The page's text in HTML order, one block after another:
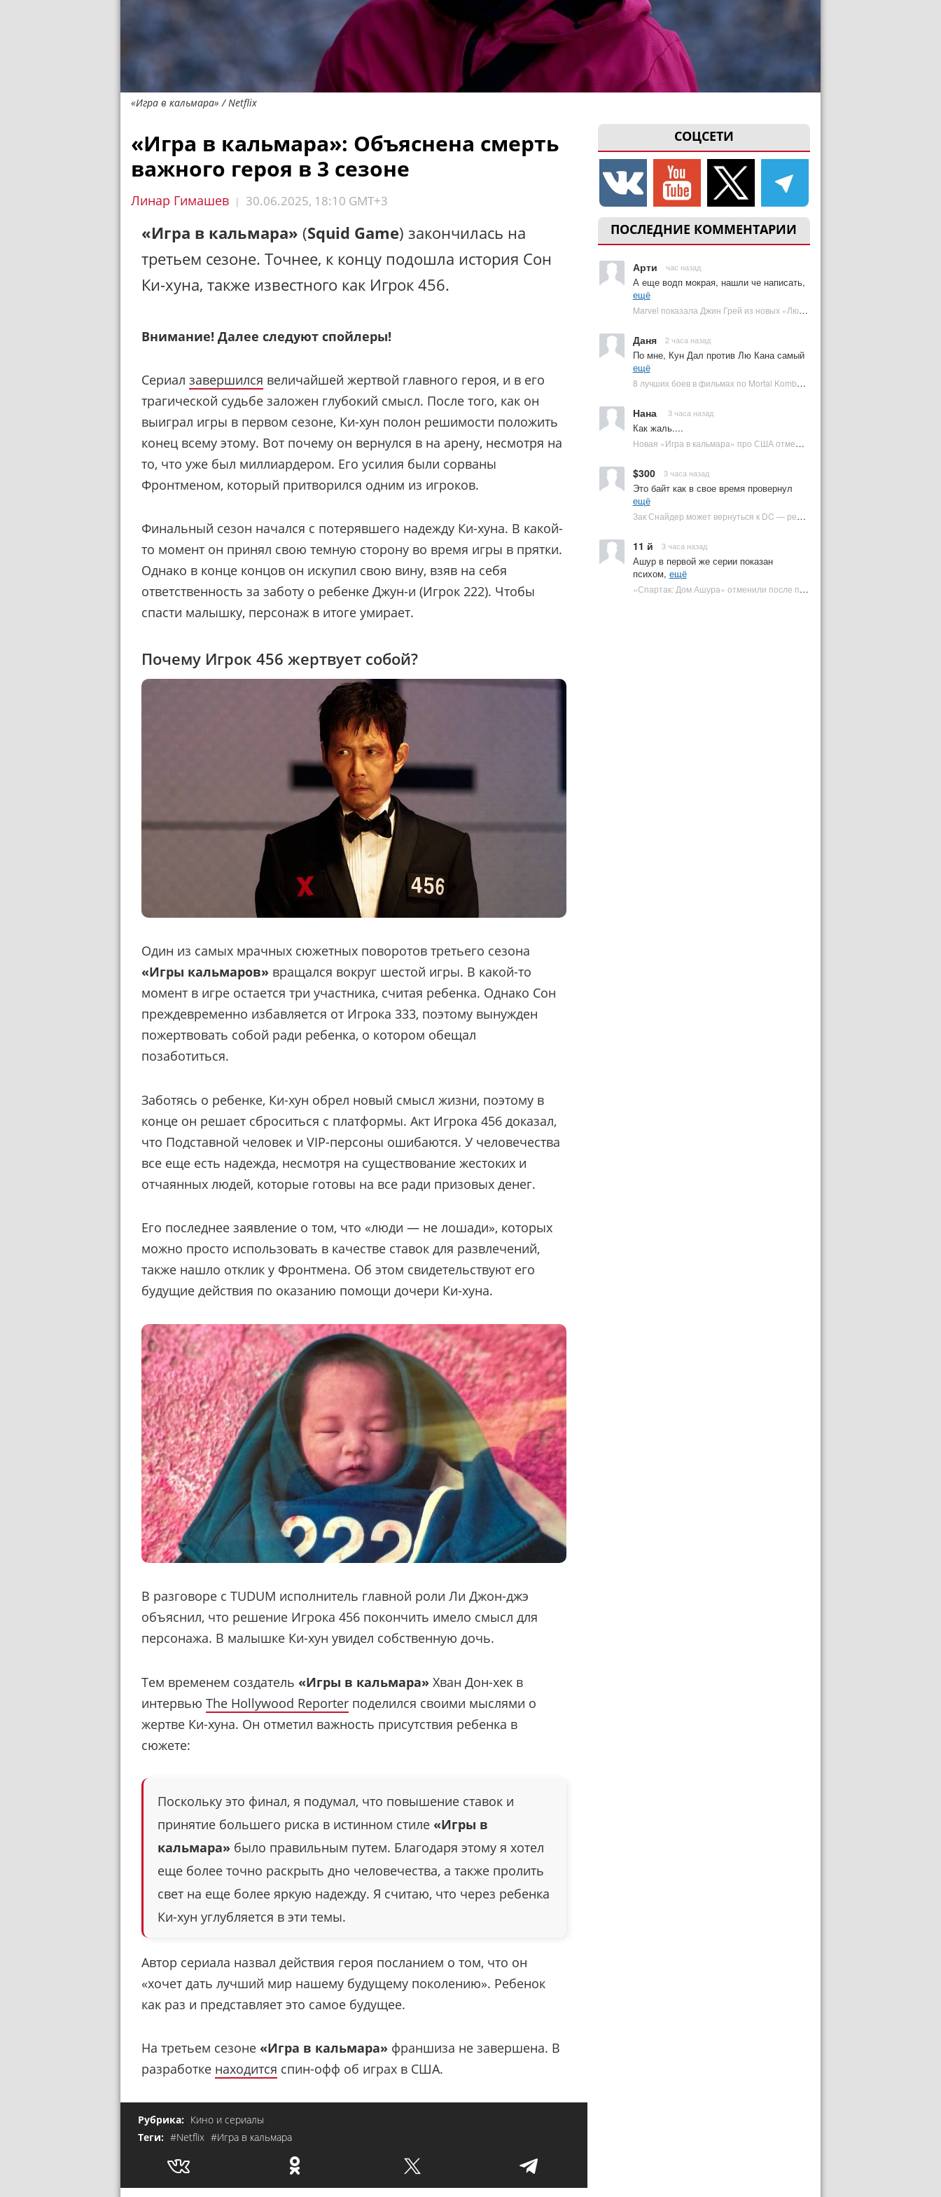
«Игра в кальмара» / Netflix
СОЦСЕТИ
ПОСЛЕДНИЕ КОММЕНТАРИИ
Арти час назад
А еще водп мокрая, нашли че написать,
ещё
Marvel показала Джин Грей из новых «Людей Икс» | Plugged In Ru
Даня 2 часа назад
По мне, Кун Дал против Лю Кана самый
ещё
8 лучших боев в фильмах по Mortal Kombat: от «Смертельной битвы» до «Мортал Комбат 2» | Plugged In Ru
Нана 3 часа назад
Как жаль....
Новая «Игра в кальмара» про США отменена | Plugged In Ru
$300 3 часа назад
Это байт как в свое время провернул
ещё
Зак Снайдер может вернуться к DC — режиссер общался с Warner Bros. (фото) | Plugged In Ru
11 й 3 часа назад
Ашур в первой же серии показан
психом, ещё
«Спартак: Дом Ашура» отменили после первого сезона | Plugged In Ru
«Игра в кальмара»: Объяснена смерть
важного героя в 3 сезоне
Линар Гимашев | 30.06.2025, 18:10 GMT+3
«Игра в кальмара» (Squid Game) закончилась на
третьем сезоне. Точнее, к концу подошла история Сон
Ки-хуна, также известного как Игрок 456.
Внимание! Далее следуют спойлеры!
Сериал завершился величайшей жертвой главного героя, и в его
трагической судьбе заложен глубокий смысл. После того, как он
выиграл игры в первом сезоне, Ки-хун полон решимости положить
конец всему этому. Вот почему он вернулся в на арену, несмотря на
то, что уже был миллиардером. Его усилия были сорваны
Фронтменом, который притворился одним из игроков.
Финальный сезон начался с потерявшего надежду Ки-хуна. В какой-
то момент он принял свою темную сторону во время игры в прятки.
Однако в конце концов он искупил свою вину, взяв на себя
ответственность за заботу о ребенке Джун-и (Игрок 222). Чтобы
спасти малышку, персонаж в итоге умирает.
Почему Игрок 456 жертвует собой?
Один из самых мрачных сюжетных поворотов третьего сезона
«Игры кальмаров» вращался вокруг шестой игры. В какой-то
момент в игре остается три участника, считая ребенка. Однако Сон
преждевременно избавляется от Игрока 333, поэтому вынужден
пожертвовать собой ради ребенка, о котором обещал
позаботиться.
Заботясь о ребенке, Ки-хун обрел новый смысл жизни, поэтому в
конце он решает сброситься с платформы. Акт Игрока 456 доказал,
что Подставной человек и VIP-персоны ошибаются. У человечества
все еще есть надежда, несмотря на существование жестоких и
отчаянных людей, которые готовы на все ради призовых денег.
Его последнее заявление о том, что «люди — не лошади», которых
можно просто использовать в качестве ставок для развлечений,
также нашло отклик у Фронтмена. Об этом свидетельствуют его
будущие действия по оказанию помощи дочери Ки-хуна.
В разговоре с TUDUM исполнитель главной роли Ли Джон-джэ
объяснил, что решение Игрока 456 покончить имело смысл для
персонажа. В малышке Ки-хун увидел собственную дочь.
Тем временем создатель «Игры в кальмара» Хван Дон-хек в
интервью The Hollywood Reporter поделился своими мыслями о
жертве Ки-хуна. Он отметил важность присутствия ребенка в
сюжете:
Поскольку это финал, я подумал, что повышение ставок и
принятие большего риска в истинном стиле «Игры в
кальмара» было правильным путем. Благодаря этому я хотел
еще более точно раскрыть дно человечества, а также пролить
свет на еще более яркую надежду. Я считаю, что через ребенка
Ки-хун углубляется в эти темы.
Автор сериала назвал действия героя посланием о том, что он
«хочет дать лучший мир нашему будущему поколению». Ребенок
как раз и представляет это самое будущее.
На третьем сезоне «Игра в кальмара» франшиза не завершена. В
разработке находится спин-офф об играх в США.
Рубрика: Кино и сериалы
Теги: #Netflix #Игра в кальмара